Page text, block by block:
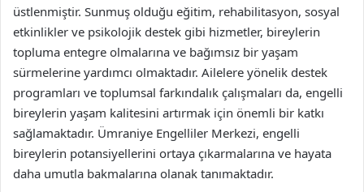
üstlenmiştir. Sunmuş olduğu eğitim, rehabilitasyon, sosyal
etkinlikler ve psikolojik destek gibi hizmetler, bireylerin
topluma entegre olmalarına ve bağımsız bir yaşam
sürmelerine yardımcı olmaktadır. Ailelere yönelik destek
programları ve toplumsal farkındalık çalışmaları da, engelli
bireylerin yaşam kalitesini artırmak için önemli bir katkı
sağlamaktadır. Ümraniye Engelliler Merkezi, engelli
bireylerin potansiyellerini ortaya çıkarmalarına ve hayata
daha umutla bakmalarına olanak tanımaktadır.